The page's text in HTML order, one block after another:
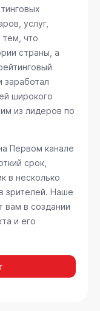
услуг,
что
страны, а
заработал
широкого
из лидеров по
Первом канале
срок,
в несколько
зрителей. Наше
вам в создании
и его